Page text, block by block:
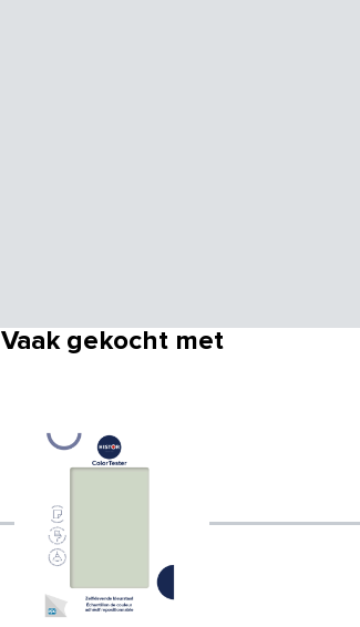
Vaak gekocht met